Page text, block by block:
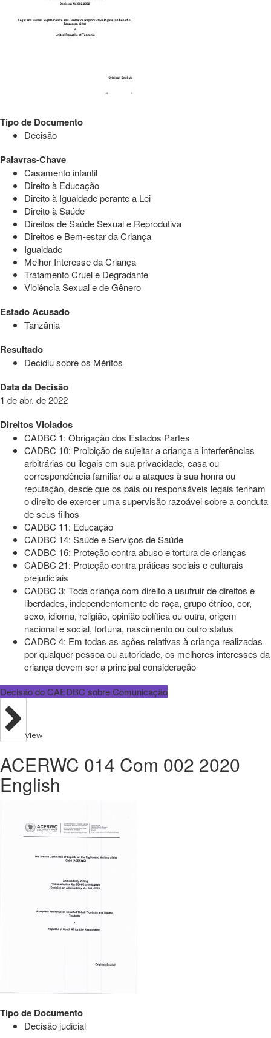
Tipo de Documento
Decisão
Palavras-Chave
Casamento infantil
Direito à Educação
Direito à Igualdade perante a Lei
Direito à Saúde
Direitos de Saúde Sexual e Reprodutiva
Direitos e Bem-estar da Criança
Igualdade
Melhor Interesse da Criança
Tratamento Cruel e Degradante
Violência Sexual e de Gênero
Estado Acusado
Tanzânia
Resultado
Decidiu sobre os Méritos
Data da Decisão
1 de abr. de 2022
Direitos Violados
CADBC 1: Obrigação dos Estados Partes
CADBC 10: Proibição de sujeitar a criança a interferências
arbitrárias ou ilegais em sua privacidade, casa ou
correspondência familiar ou a ataques à sua honra ou
reputação, desde que os pais ou responsáveis legais tenham
o direito de exercer uma supervisão razoável sobre a conduta
de seus filhos
CADBC 11: Educação
CADBC 14: Saúde e Serviços de Saúde
CADBC 16: Proteção contra abuso e tortura de crianças
CADBC 21: Proteção contra práticas sociais e culturais
prejudiciais
CADBC 3: Toda criança com direito a usufruir de direitos e
liberdades, independentemente de raça, grupo étnico, cor,
sexo, idioma, religião, opinião política ou outra, origem
nacional e social, fortuna, nascimento ou outro status
CADBC 4: Em todas as ações relativas à criança realizadas
por qualquer pessoa ou autoridade, os melhores interesses da
criança devem ser a principal consideração
Decisão do CAEDBC sobre Comunicação
View
ACERWC 014 Com 002 2020
English
Tipo de Documento
Decisão judicial